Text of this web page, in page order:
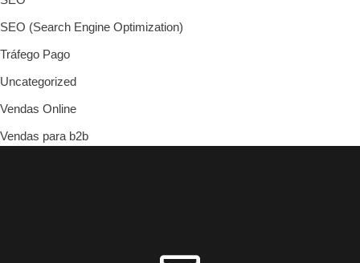
SEO (Search Engine Optimization)
Tráfego Pago
Uncategorized
Vendas Online
Vendas para b2b